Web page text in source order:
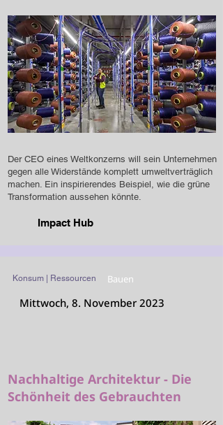
Der CEO eines Weltkonzerns will sein Unternehmen
gegen alle Widerstände komplett umweltverträglich
machen. Ein inspirierendes Beispiel, wie die grüne
Transformation aussehen könnte.
Impact Hub
Konsum | Ressourcen Bauen
Mittwoch, 8. November 2023
Nachhaltige Architektur - Die
Schönheit des Gebrauchten